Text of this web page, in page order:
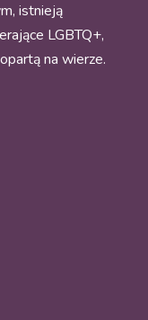
istnieją
LGBTQ+,
na wierze.